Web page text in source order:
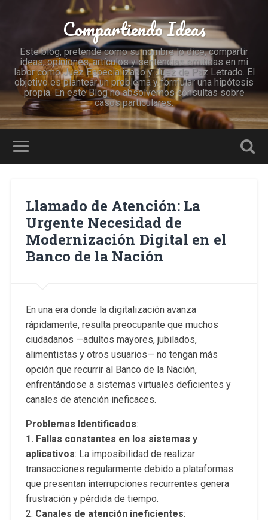
Compartiendo Ideas
Este blog, pretende como su nombre lo dice, compartir
ideas, opiniones, artículos y sentencias emitidas en mi
labor como Juez Especializado y Juez de Paz Letrado. El
objetivo es plantear un problema y formular una hipótesis
propia. En este Blog no absolvemos consultas sobre
casos particulares.
Llamado de Atención: La
Urgente Necesidad de
Modernización Digital en el
Banco de la Nación
En una era donde la digitalización avanza
rápidamente, resulta preocupante que muchos
ciudadanos —adultos mayores, jubilados,
alimentistas y otros usuarios— no tengan más
opción que recurrir al Banco de la Nación,
enfrentándose a sistemas virtuales deficientes y
canales de atención ineficaces.
Problemas Identificados:
1. Fallas constantes en los sistemas y
aplicativos: La imposibilidad de realizar
transacciones regularmente debido a plataformas
que presentan interrupciones recurrentes genera
frustración y pérdida de tiempo.
2. Canales de atención ineficientes: